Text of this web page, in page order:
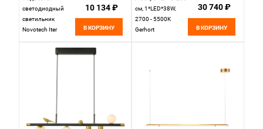
светодиодный
светильник
Novotech Iter
4000K, черный
10 134 ₽
В КОРЗИНУ
см, 1*LED*38W,
2700 - 5500K
Gerhort
30 740 ₽
В КОРЗИНУ